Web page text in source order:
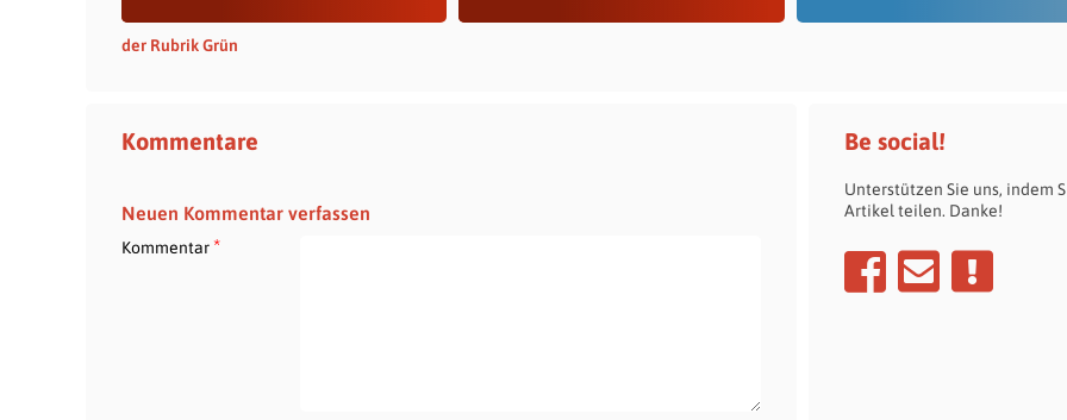
der Rubrik Grün
Kommentare
Neuen Kommentar verfassen
Kommentar*
Be social!
Unterstützen Sie uns, indem
Artikel teilen. Danke!